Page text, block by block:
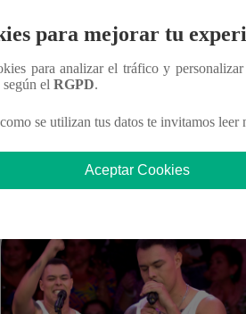
más destructiva que el tráfico
de drogas”
para mejorar tu
para analizar el tráfico y
según el RGPD.
se utilizan tus datos te invitamos leer
Aceptar Cookies